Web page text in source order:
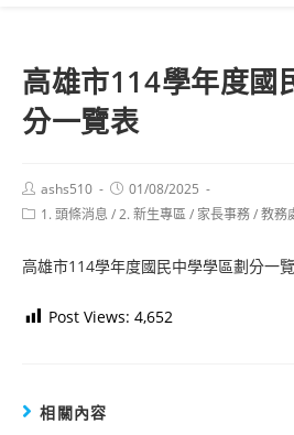
高雄市114學年度國
分一覽表
Post
author:
ashs510
Post
published:
01/08/2025
Post1. 頭條消息 /2. 新生專區/ 家長事務/教務
高雄市114學年度國民中學學區劃分一
Post Views: 4,652
相關內容